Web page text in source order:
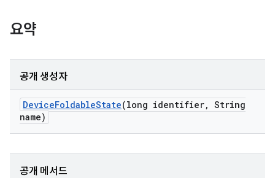
요약
공개 생성자
DeviceFoldableState(long identifier, String
name)
공개 메서드